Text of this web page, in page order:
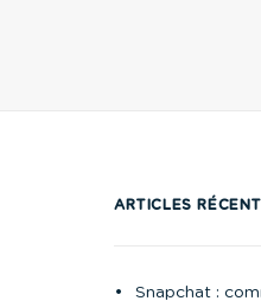
ARTICLES
Snapchat :